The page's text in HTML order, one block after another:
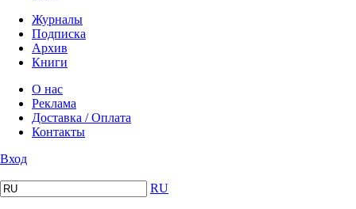
Журналы
Подписка
Архив
Книги
О нас
Реклама
Доставка / Оплата
Контакты
Вход
RU